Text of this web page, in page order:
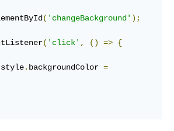
( 'changeBackground' );
( 'click' , () => {
style. backgroundColor =